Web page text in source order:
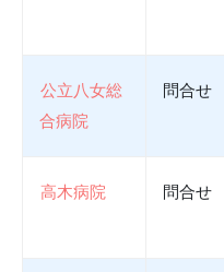
公立八女総
合病院
問合せ
高木病院 問合せ